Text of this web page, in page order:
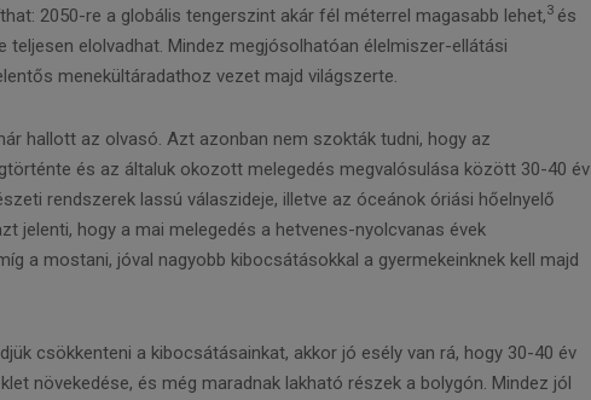
2050-re a globális tengerszint akár fél méterrel magasabb lehet,3 és
teljesen elolvadhat. Mindez megjósolhatóan élelmiszer-ellátási
menekültáradathoz vezet majd világszerte.
hallott az olvasó. Azt azonban nem szokták tudni, hogy az
és az általuk okozott melegedés megvalósulása között 30-40 év
rendszerek lassú válaszideje, illetve az óceánok óriási hőelnyelő
jelenti, hogy a mai melegedés a hetvenes-nyolcvanas évek
a mostani, jóval nagyobb kibocsátásokkal a gyermekeinknek kell majd
csökkenteni a kibocsátásainkat, akkor jó esély van rá, hogy 30-40 év
növekedése, és még maradnak lakható részek a bolygón. Mindez jól